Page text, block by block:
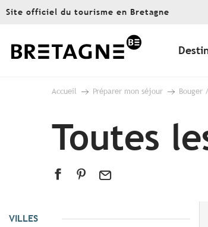
Aller
principal
Site officiel du tourisme en Bretagne
Accueil Préparer mon séjour Bouger
Toutes
VILLES